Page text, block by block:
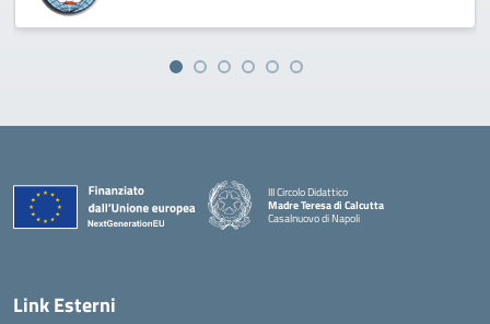
III Circolo Didattico
Madre Teresa di Calcutta
Casalnuovo di Napoli
— Visita la pagina iniziale della scuola
Link Esterni